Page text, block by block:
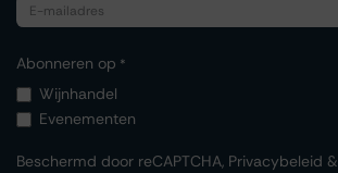
Abonneren op *
Wijnhandel
Evenementen
Beschermd door reCAPTCHA, Privacybeleid &